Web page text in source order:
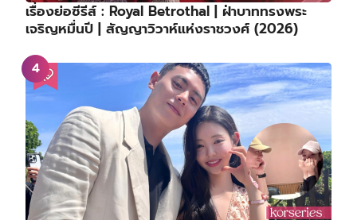
เรื่องย่อซีรีส์ : Royal Betrothal | ฝ่าบาททรงพระ
เจริญหมื่นปี | สัญญาวิวาห์แห่งราชวงศ์ (2026)